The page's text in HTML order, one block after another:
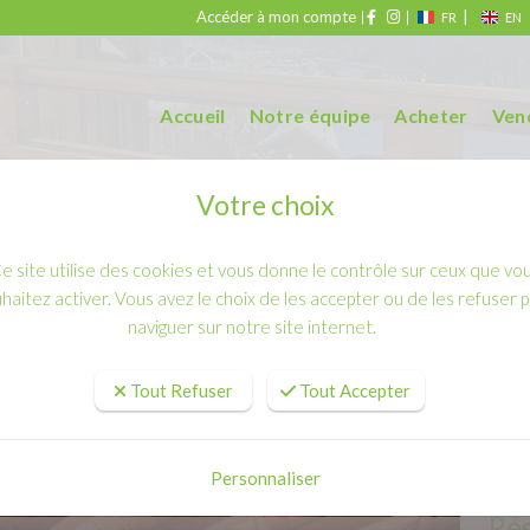
Accéder à mon compte FR EN
Accueil Notre équipe Acheter
tout confort 15 personnes
- Grand chalet tout confort 15
Votre choix
site utilise des cookies et vous donne le contrôle sur ceux que
activer. Vous avez le choix de les accepter ou de les refuser
naviguer sur notre site internet.
Tout Refuser Tout Accepter
Personnaliser